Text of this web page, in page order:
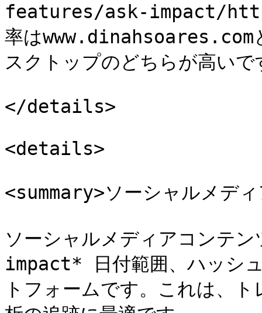
features/ask-impact/
率はwww.dinahsoares.com
スクトップのどちらが高い
</details>
<details>
<summary>ソーシャルメデ
ソーシャルメディアコンテ
impact* 日付範囲、ハッシ
トフォームです。これは、